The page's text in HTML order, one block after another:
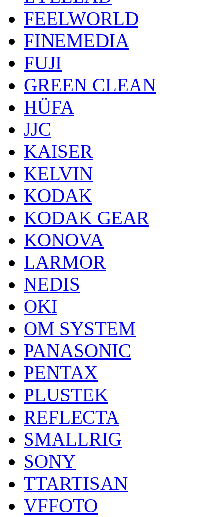
FEELWORLD
FINEMEDIA
FUJI
GREEN CLEAN
HÜFA
JJC
KAISER
KELVIN
KODAK
KODAK GEAR
KONOVA
LARMOR
NEDIS
OKI
OM SYSTEM
PANASONIC
PENTAX
PLUSTEK
REFLECTA
SMALLRIG
SONY
TTARTISAN
VFFOTO